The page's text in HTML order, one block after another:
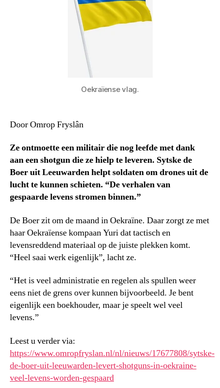
Oekraïense vlag.
Door Omrop Fryslân
Ze ontmoette een militair die nog leefde met dank
aan een shotgun die ze hielp te leveren. Sytske de
Boer uit Leeuwarden helpt soldaten om drones uit de
lucht te kunnen schieten. “De verhalen van
gespaarde levens stromen binnen.”
De Boer zit om de maand in Oekraïne. Daar zorgt ze met
haar Oekraïense kompaan Yuri dat tactisch en
levensreddend materiaal op de juiste plekken komt.
“Heel saai werk eigenlijk”, lacht ze.
“Het is veel administratie en regelen als spullen weer
eens niet de grens over kunnen bijvoorbeeld. Je bent
eigenlijk een boekhouder, maar je speelt wel veel
levens.”
Leest u verder via:
https://www.omropfryslan.nl/nl/nieuws/17677808/sytske-
de-boer-uit-leeuwarden-levert-shotguns-in-oekraine-
veel-levens-worden-gespaard